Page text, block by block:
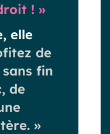
! »
elle
de
fin
de
»